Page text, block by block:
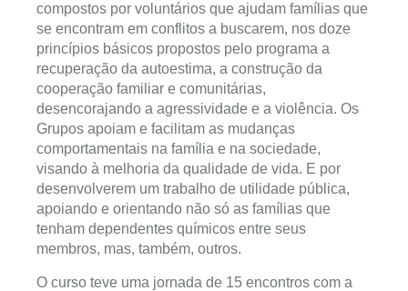
compostos por voluntários que ajudam famílias que
se encontram em conflitos a buscarem, nos doze
princípios básicos propostos pelo programa a
recuperação da autoestima, a construção da
cooperação familiar e comunitárias,
desencorajando a agressividade e a violência. Os
Grupos apoiam e facilitam as mudanças
comportamentais na família e na sociedade,
visando à melhoria da qualidade de vida. E por
desenvolverem um trabalho de utilidade pública,
apoiando e orientando não só as famílias que
tenham dependentes químicos entre seus
membros, mas, também, outros.
O curso teve uma jornada de 15 encontros com a